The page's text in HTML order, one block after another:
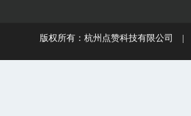
版权所有：杭州点赞科技有限公司